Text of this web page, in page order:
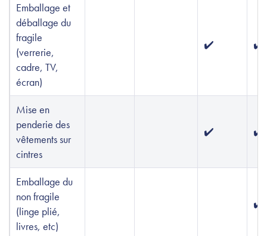
Emballage et
déballage du
fragile
(verrerie,
cadre, TV,
écran)
✔️ ✔️
Mise en
penderie des
vêtements sur
cintres
✔️ ✔️
Emballage du
non fragile
(linge plié,
livres, etc)
✔️